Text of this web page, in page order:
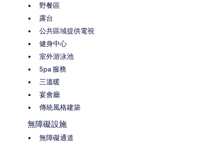
野餐區
露台
公共區域提供電視
健身中心
室外游泳池
Spa 服務
三溫暖
宴會廳
傳統風格建築
無障礙設施
無障礙通道